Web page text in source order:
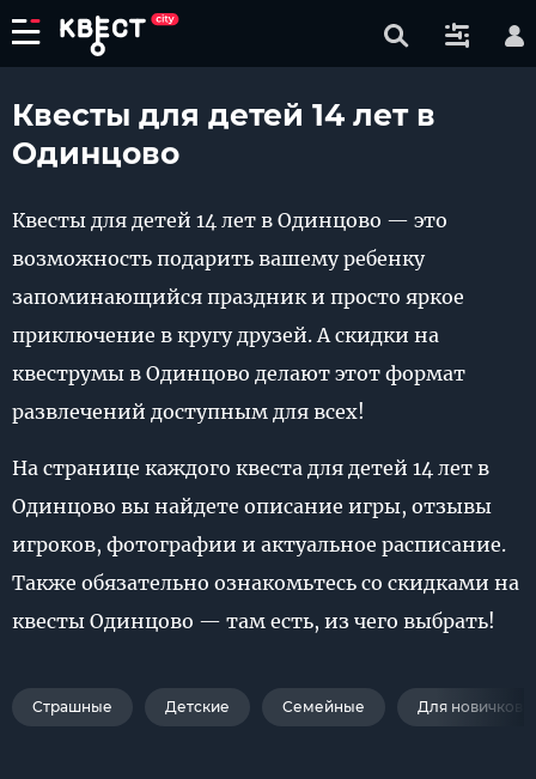
Квесты для детей 14 лет в
Одинцово
Квесты для детей 14 лет в Одинцово — это
возможность подарить вашему ребенку
запоминающийся праздник и просто яркое
приключение в кругу друзей. А скидки на
квеструмы в Одинцово делают этот формат
развлечений доступным для всех!
На странице каждого квеста для детей 14 лет в
Одинцово вы найдете описание игры, отзывы
игроков, фотографии и актуальное расписание.
Также обязательно ознакомьтесь со скидками на
квесты Одинцово — там есть, из чего выбрать!
Страшные Детские Семейные Для новичков